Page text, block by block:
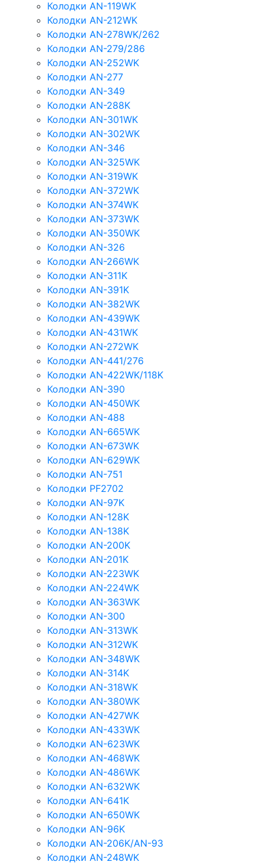
Колодки AN-119WK
Колодки AN-212WK
Колодки AN-278WK/262
Колодки AN-279/286
Колодки AN-252WK
Колодки AN-277
Колодки AN-349
Колодки AN-288K
Колодки AN-301WK
Колодки AN-302WK
Колодки AN-346
Колодки AN-325WK
Колодки AN-319WK
Колодки AN-372WK
Колодки AN-374WK
Колодки AN-373WK
Колодки AN-350WK
Колодки AN-326
Колодки AN-266WK
Колодки AN-311K
Колодки AN-391K
Колодки AN-382WK
Колодки AN-439WK
Колодки AN-431WK
Колодки AN-272WK
Колодки AN-441/276
Колодки AN-422WK/118K
Колодки AN-390
Колодки AN-450WK
Колодки AN-488
Колодки AN-665WK
Колодки AN-673WK
Колодки AN-629WK
Колодки AN-751
Колодки PF2702
Колодки AN-97K
Колодки AN-128K
Колодки AN-138K
Колодки AN-200K
Колодки AN-201K
Колодки AN-223WK
Колодки AN-224WK
Колодки AN-363WK
Колодки AN-300
Колодки AN-313WK
Колодки AN-312WK
Колодки AN-348WK
Колодки AN-314K
Колодки AN-318WK
Колодки AN-380WK
Колодки AN-427WK
Колодки AN-433WK
Колодки AN-623WK
Колодки AN-468WK
Колодки AN-486WK
Колодки AN-632WK
Колодки AN-641K
Колодки AN-650WK
Колодки AN-96K
Колодки AN-206K/AN-93
Колодки AN-248WK